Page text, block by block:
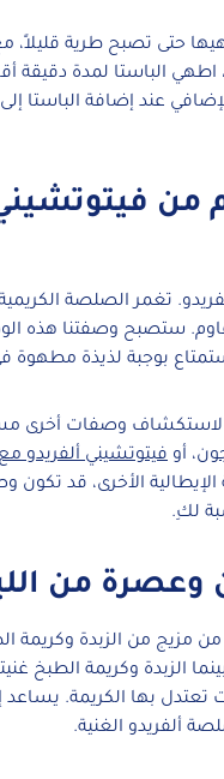
حتى تصبح طرية قليلاً،
الباستا لمدة دقيقة
عند إضافة الباستا
من
تغمر الصلصة
ستصبح وصفتنا هذه
بوجبة لذيذة مطهوة
لاستكشاف وصفات أخرى
، أو فيتوتشيني ألفريدو مع
الإيطالية الأخرى، قد تكون
لكِ.
وعصرة من
مزيج من الزبدة وكريمة
الزبدة وكريمة الطبخ
تعتدل بها الكريمة.
ألفريدو الغنية.